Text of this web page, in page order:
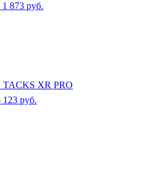
1 873 руб.
XR PRO
123 руб.